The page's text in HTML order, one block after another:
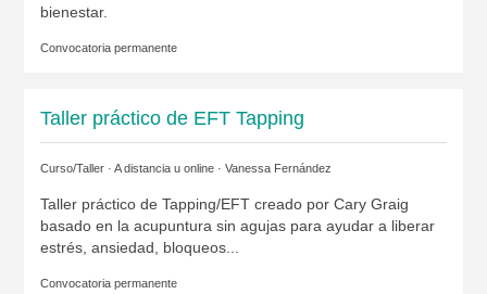
bienestar.
Convocatoria permanente
Taller práctico de EFT Tapping
Curso/Taller · A distancia u online · Vanessa Fernández
Taller práctico de Tapping/EFT creado por Cary Graig
basado en la acupuntura sin agujas para ayudar a liberar
estrés, ansiedad, bloqueos...
Convocatoria permanente